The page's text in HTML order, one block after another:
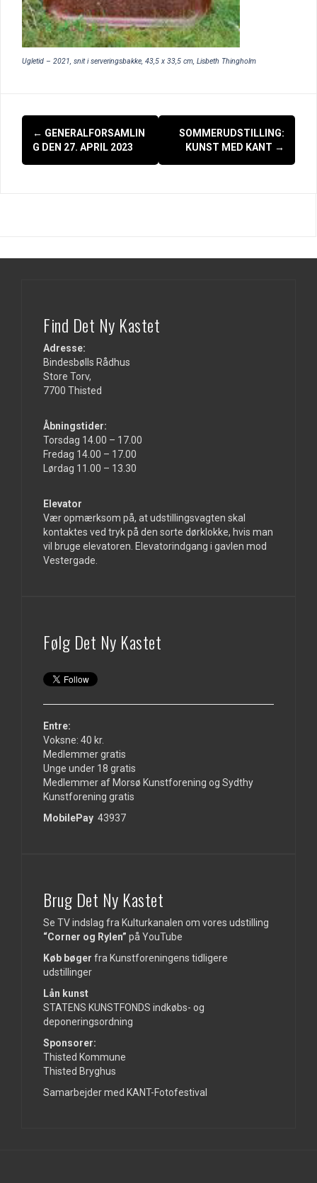
Ugletid – 2021, snit i serveringsbakke, 43,5 x 33,5 cm, Lisbeth Thingholm
Indlægsnavigation
← GENERALFORSAMLIN
G DEN 27. APRIL 2023
SOMMERUDSTILLING:
KUNST MED KANT →
Find Det Ny Kastet
Adresse:
Bindesbølls Rådhus
Store Torv,
7700 Thisted
Åbningstider:
Torsdag 14.00 – 17.00
Fredag 14.00 – 17.00
Lørdag 11.00 – 13.30
Elevator
Vær opmærksom på, at udstillingsvagten skal
kontaktes ved tryk på den sorte dørklokke, hvis man
vil bruge elevatoren. Elevatorindgang i gavlen mod
Vestergade.
Følg Det Ny Kastet
Entre:
Voksne: 40 kr.
Medlemmer gratis
Unge under 18 gratis
Medlemmer af Morsø Kunstforening og Sydthy
Kunstforening gratis
MobilePay 43937
Brug Det Ny Kastet
Se TV indslag fra Kulturkanalen om vores udstilling
“Corner og Rylen” på YouTube
Køb bøger fra Kunstforeningens tidligere
udstillinger
Lån kunst
STATENS KUNSTFONDS indkøbs- og
deponeringsordning
Sponsorer:
Thisted Kommune
Thisted Bryghus
Samarbejder med KANT-Fotofestival